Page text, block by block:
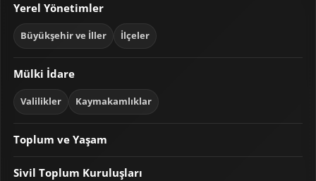
Yerel Yönetimler
Büyükşehir ve İller İlçeler
Mülki İdare
Valilikler Kaymakamlıklar
Toplum ve Yaşam
Sivil Toplum Kuruluşları